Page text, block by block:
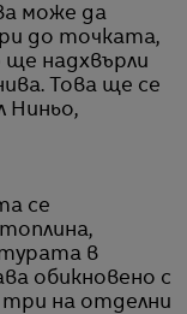
може да
до точката,
надхвърли
Това ще се
Ниньо,
се
в
обикновено с
три на отделни